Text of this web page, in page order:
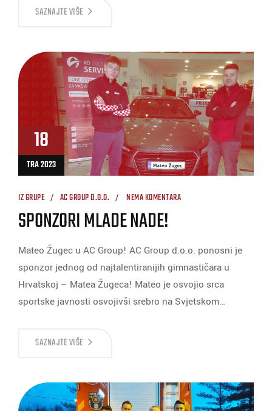
SAZNAJTE VIŠE
18
TRA 2023
IZ GRUPE AC GROUP D.O.O. NEMA KOMENTARA
SPONZORI MLADE NADE!
Mateo Žugec u AC Group! AC Group d.o.o. ponosni je
sponzor jednog od najtalentiranijih gimnastičara u
Hrvatskoj – Matea Žugeca! Mateo je osvojio srca
sportske javnosti osvojivši srebro na Svjetskom…
SAZNAJTE VIŠE